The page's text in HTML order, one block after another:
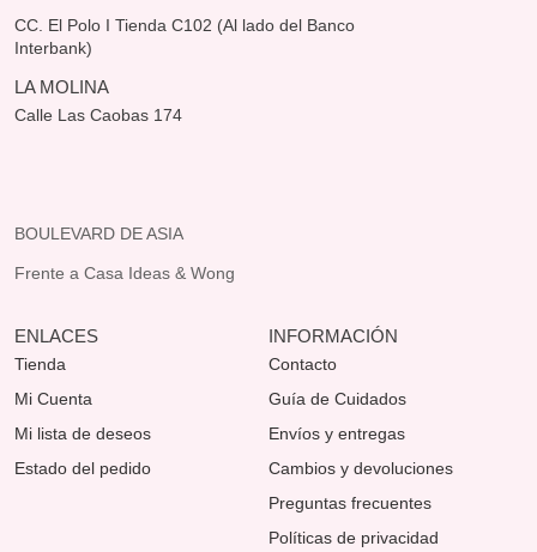
CC. El Polo I Tienda C102 (Al lado del Banco
Interbank)
LA MOLINA
Calle Las Caobas 174
BOULEVARD DE ASIA
Frente a Casa Ideas & Wong
ENLACES
Tienda
Mi Cuenta
Mi lista de deseos
Estado del pedido
INFORMACIÓN
Contacto
Guía de Cuidados
Envíos y entregas
Cambios y devoluciones
Preguntas frecuentes
Políticas de privacidad